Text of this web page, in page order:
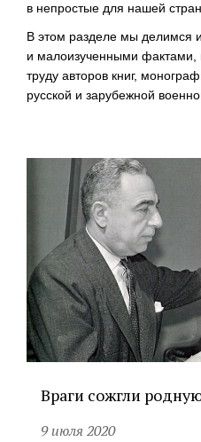
в непростые для нашей
В этом разделе мы делимся
и малоизученными фактами,
труду авторов книг,
русской и зарубежной
Враги сожгли
9 июля 2020